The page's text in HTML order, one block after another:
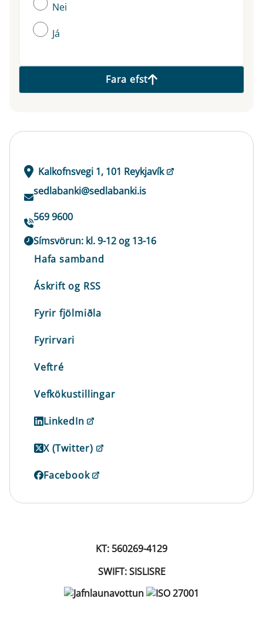
Nei
Já
Fara efst
Kalkofnsvegi 1, 101 Reykjavík
sedlabanki@sedlabanki.is
569 9600
Símsvörun: kl. 9-12 og 13-16
Hafa samband
Áskrift og RSS
Fyrir fjölmiðla
Fyrirvari
Veftré
Vefkökustillingar
LinkedIn
X (Twitter)
Facebook
KT: 560269-4129
SWIFT: SISLISRE